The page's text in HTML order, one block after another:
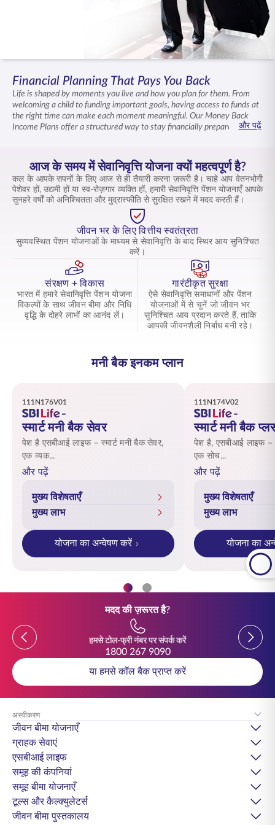
प्रीमियम भुगतान करें
Financial Planning That Pays You Back
Life is shaped by moments you live and how you plan for them. From
welcoming a child to funding important goals, having access to funds at
the right time can make each moment meaningful. Our Money Back
Income Plans offer a structured way to stay financially prepared while
flexibility, move ahead with clarity and assurance of support in your
journey.
और पढ़ें
आज के समय में सेवानिवृत्ति योजना क्यों महत्वपूर्ण है?
कल के आपके सपनों के लिए आज से ही तैयारी करना ज़रूरी है। चाहे आप वेतनभोगी
पेशेवर हों, उद्यमी हों या स्व-रोज़गार व्यक्ति हों, हमारी सेवानिवृत्ति पेंशन योजनाएँ आपके
सुनहरे वर्षों को अनिश्चितता और मुद्रास्फीति से सुरक्षित रखने में मदद करती हैं।
जीवन भर के लिए वित्तीय स्वतंत्रता
सुव्यवस्थित पेंशन योजनाओं के माध्यम से सेवानिवृत्ति के बाद स्थिर आय सुनिश्चित
करें।
संरक्षण + विकास
भारत में हमारे सेवानिवृत्ति पेंशन योजना
विकल्पों के साथ जीवन बीमा और निधि
वृद्धि के दोहरे लाभों का आनंद लें।
गारंटीकृत सुरक्षा
ऐसे सेवानिवृत्ति समाधानों और पेंशन
योजनाओं में से चुनें जो जीवन भर
सुनिश्चित आय प्रदान करते हैं, ताकि
आपकी जीवनशैली निर्बाध बनी रहे।
मनी बैक इनकम प्लान
111N176V01
स्मार्ट मनी बैक सेवर
पेश है एसबीआई लाइफ – स्मार्ट मनी बैक सेवर,
एक व्यक...
और पढ़ें
मुख्य विशेषताएँ
मुख्य लाभ
योजना का अन्वेषण करें
111N174V02
स्मार्ट मनी बैक
पेश है, एसबीआई लाइफ –
एक सोच...
और पढ़ें
मुख्य विशेषताएँ
मुख्य लाभ
योजना का
मदद की ज़रूरत है?
Previous
हमसे टोल-फ्री नंबर पर संपर्क करें
1800 267 9090
Previous
या हमसे कॉल बैक प्राप्त करें
अस्वीकरण
जीवन बीमा योजनाएँ
ग्राहक सेवाएं
एसबीआई लाइफ
समूह की कंपनियां
समूह बीमा योजनाएँ
टूल्स और कैल्क्युलेटर्स
जीवन बीमा पुस्तकालय